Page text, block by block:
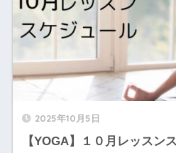
2025年10月5日
【YOGA】１０月レッスン